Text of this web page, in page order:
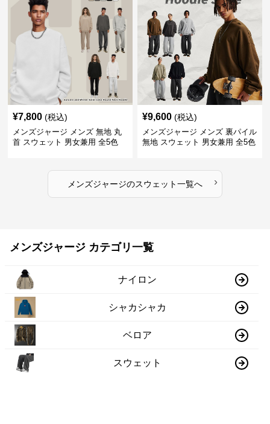
¥7,800 (税込)
メンズジャージ メンズ 無地 丸
首 スウェット 男女兼用 全5色
¥9,600 (税込)
メンズジャージ メンズ 裏パイル
無地 スウェット 男女兼用 全5色
メンズジャージのスウェット一覧へ ›
メンズジャージ カテゴリ一覧
ナイロン
シャカシャカ
ベロア
スウェット